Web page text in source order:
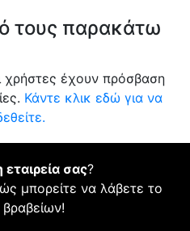
τους παρακάτω
χρήστες έχουν πρόσβαση
Κάντε κλικ εδώ για να
εταιρεία σας?
μπορείτε να λάβετε το